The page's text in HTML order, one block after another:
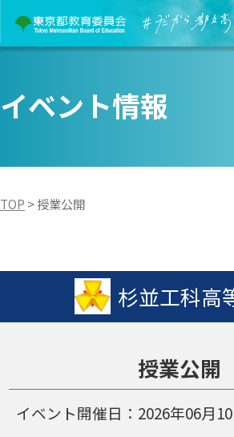
イベント情報
TOP >授業公開
杉並工科高
授業公開
イベント開催日： 2026年06月